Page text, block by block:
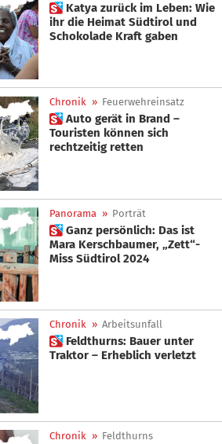
 Katya zurück im Leben: Wie
ihr die Heimat Südtirol und
Schokolade Kraft gaben
Chronik » Feuerwehreinsatz
 Auto gerät in Brand –
Touristen können sich
rechtzeitig retten
Panorama » Porträt
 Ganz persönlich: Das ist
Mara Kerschbaumer, „Zett“-
Miss Südtirol 2024
Chronik » Arbeitsunfall
 Feldthurns: Bauer unter
Traktor – Erheblich verletzt
Chronik » Feldthurns